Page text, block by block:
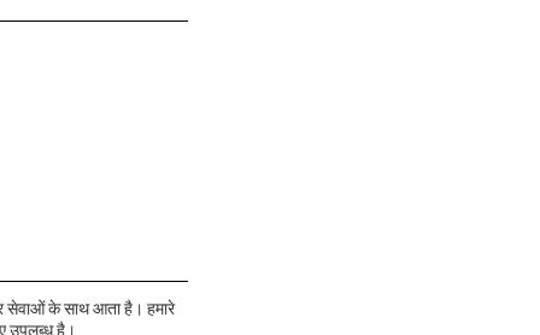
सेवाओं के साथ आता है। हमारे
उपलब्ध है।